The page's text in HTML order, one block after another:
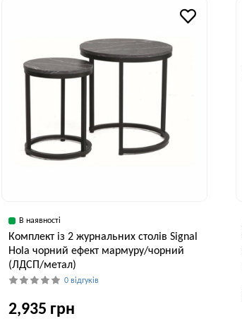
48 см
В наявності
Комплект із 2 журнальних столів Signal
Hola чорний ефект мармуру/чорний
(ЛДСП/метал)
0 відгуків
2,935 грн